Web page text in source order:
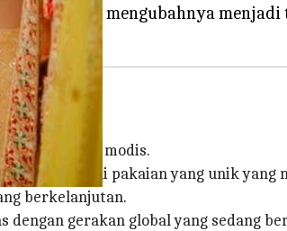
Anda, mengubahnya
pakaian yang modis.
memiliki pakaian yang unik
berkelanjutan.
gerakan global yang sedang